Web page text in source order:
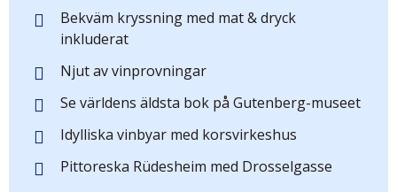
Bekväm kryssning med mat & dryck
inkluderat
Njut av vinprovningar
Se världens äldsta bok på Gutenberg-museet
Idylliska vinbyar med korsvirkeshus
Pittoreska Rüdesheim med Drosselgasse